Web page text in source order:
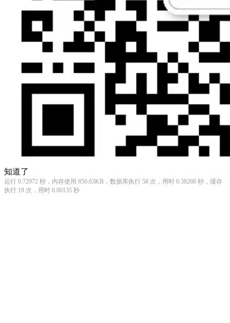
知道了
运行 0.72972 秒，内存使用 850.63KB，数据库执行 58 次，用时 0.38288 秒，缓存
执行 19 次，用时 0.00135 秒